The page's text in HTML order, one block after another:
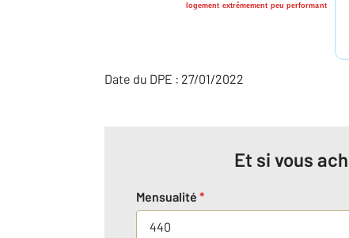
logement extrêmement peu performant
Date du DPE : 27/01/2022
Et si vous
Mensualité *